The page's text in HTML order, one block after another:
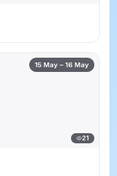
15 May – 16 May
21